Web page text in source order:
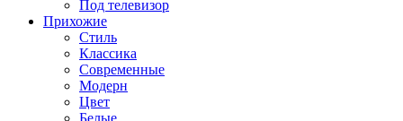
Под телевизор
Прихожие
Стиль
Классика
Современные
Модерн
Цвет
Белые